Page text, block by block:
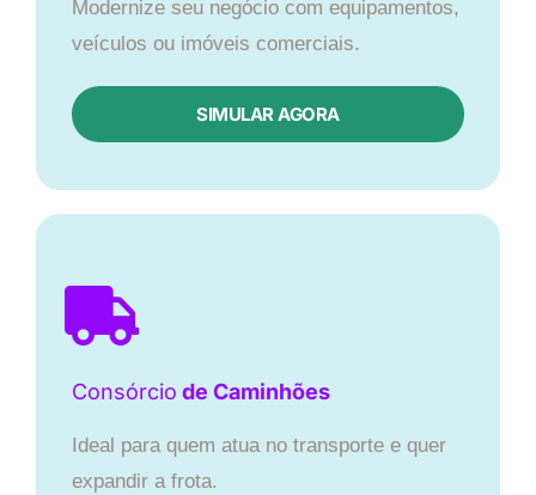
Modernize seu negócio com equipamentos,
veículos ou imóveis comerciais.
SIMULAR AGORA
Consórcio de Caminhões
Ideal para quem atua no transporte e quer
expandir a frota.